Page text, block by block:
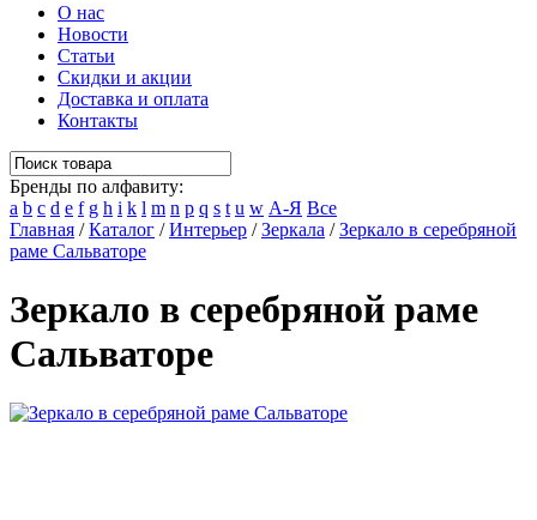
О нас
Новости
Статьи
Скидки и акции
Доставка и оплата
Контакты
Бренды по алфавиту:
a b c d e f g h i k l m n p q s t u w А-Я Все
Главная /Каталог /Интерьер /Зеркала /Зеркало в серебряной
раме Сальваторе
Зеркало в серебряной раме
Сальваторе